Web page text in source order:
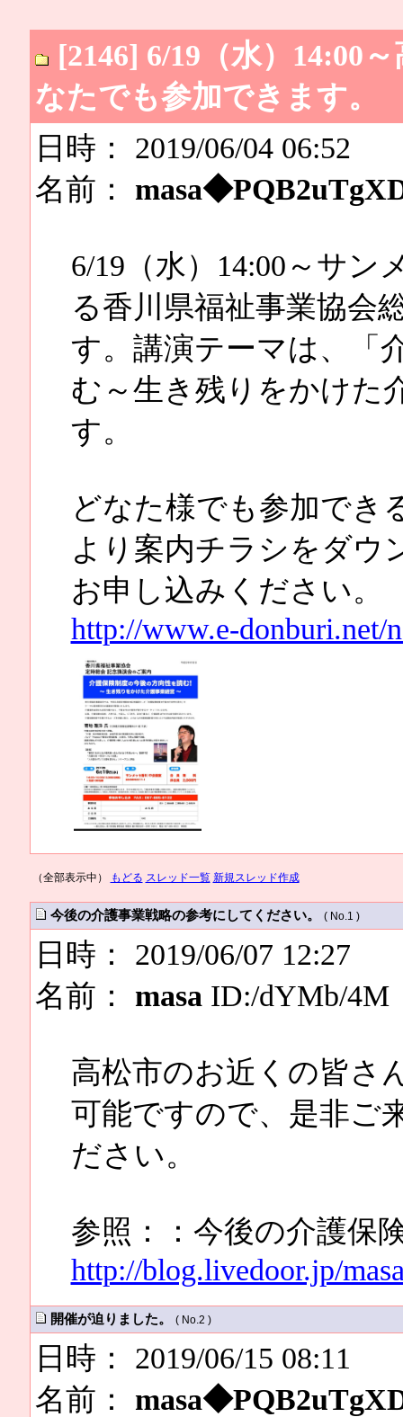
[2146] 6/19（水）14:00
なたでも参加できます。
日時： 2019/06/04 06:52
名前：
6/19（水）14:00～サン
る香川県福祉事業協会
す。講演テーマは、「
む～生き残りをかけた
す。
どなた様でも参加でき
より案内チラシをダウ
お申し込みください。
http://www.e-donburi.net/
（全部表示中） もどる スレッド一覧 新規スレッド作成
今後の介護事業戦略の参考にしてください。 ( No.1 )
日時： 2019/06/07 12:27
名前： masa ID:/dYMb/4M
高松市のお近くの皆さ
可能ですので、是非ご
ださい。
参照：：今後の介護保
http://blog.livedoor.jp/
開催が迫りました。 ( No.2 )
日時： 2019/06/15 08:11
名前：